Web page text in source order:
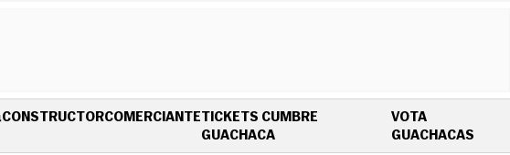
CONSTRUCTORCOMERCIANTETICKETS CUMBRE
GUACHACAOPENS IN NEW WINDOW
VOTA
GUACHACAS